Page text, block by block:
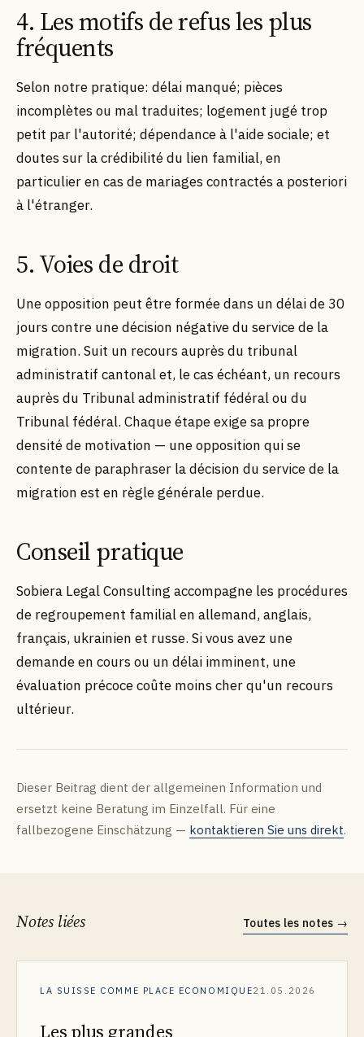
4. Les motifs de refus les plus
fréquents
Selon notre pratique: délai manqué; pièces
incomplètes ou mal traduites; logement jugé trop
petit par l'autorité; dépendance à l'aide sociale; et
doutes sur la crédibilité du lien familial, en
particulier en cas de mariages contractés a posteriori
à l'étranger.
5. Voies de droit
Une opposition peut être formée dans un délai de 30
jours contre une décision négative du service de la
migration. Suit un recours auprès du tribunal
administratif cantonal et, le cas échéant, un recours
auprès du Tribunal administratif fédéral ou du
Tribunal fédéral. Chaque étape exige sa propre
densité de motivation — une opposition qui se
contente de paraphraser la décision du service de la
migration est en règle générale perdue.
Conseil pratique
Sobiera Legal Consulting accompagne les procédures
de regroupement familial en allemand, anglais,
français, ukrainien et russe. Si vous avez une
demande en cours ou un délai imminent, une
évaluation précoce coûte moins cher qu'un recours
ultérieur.
Dieser Beitrag dient der allgemeinen Information und
ersetzt keine Beratung im Einzelfall. Für eine
fallbezogene Einschätzung — kontaktieren Sie uns direkt.
Notes liées Toutes les notes →
LA SUISSE COMME PLACE ECONOMIQUE21.05.2026
Les plus grandes